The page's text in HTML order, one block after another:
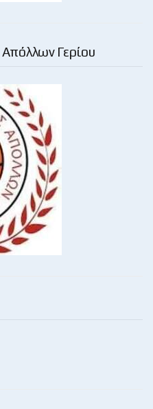
Γερίου